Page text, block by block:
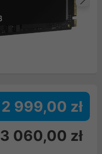
2 999,00 zł
3 060,00 zł